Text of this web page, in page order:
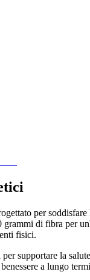
per
grammi di fibra per
fisici.
supportare la
a lungo